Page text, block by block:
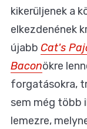
kikerüljenek a
elkezdenének
újabb Cat's
Baconökre
forgatásokra,
sem még több
lemezre,